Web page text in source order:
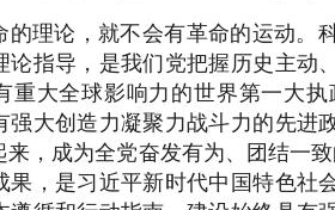
的理论，就不会有革命的运动。
论指导，是我们党把握历史主动
重大全球影响力的世界第一大
强大创造力凝聚力战斗力的先进
来，成为全党奋发有为、团结一
果，是习近平新时代中国特色社